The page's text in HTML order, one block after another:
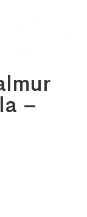
–